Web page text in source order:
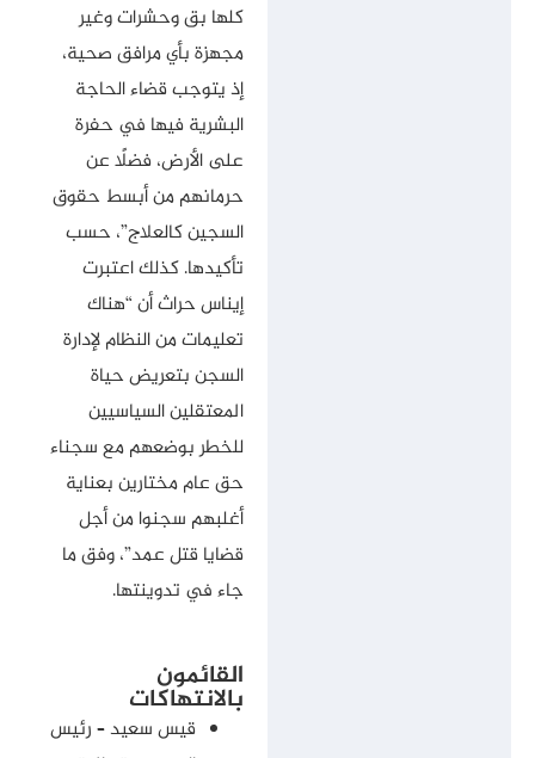
كلها بق وحشرات وغير
مجهزة بأي مرافق صحية،
إذ يتوجب قضاء الحاجة
البشرية فيها في حفرة
على الأرض، فضلًا عن
حرمانهم من أبسط حقوق
السجين كالعلاج”، حسب
تأكيدها. كذلك اعتبرت
إيناس حراث أن “هناك
تعليمات من النظام لإدارة
السجن بتعريض حياة
المعتقلين السياسيين
للخطر بوضعهم مع سجناء
حق عام مختارين بعناية
أغلبهم سجنوا من أجل
قضايا قتل عمد”، وفق ما
جاء في تدوينتها.
القائمون
بالانتهاكات
قيس سعيد – رئيس